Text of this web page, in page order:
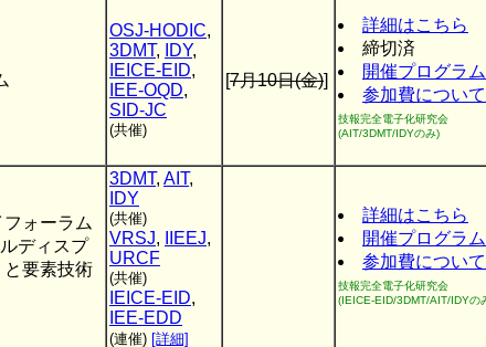
OSJ-HODIC,
3DMT, IDY,
IEICE-EID,
IEE-OQD,
SID-JC
(共催)
[7月10日(金)]
詳細はこちら
締切済
開催プログラム
参加費について
技報完全電子化研究会
(AIT/3DMT/IDYのみ)
ォーラム
ディスプ
と要素技術
3DMT, AIT,
IDY
(共催)
VRSJ, IIEEJ,
URCF
(共催)
IEICE-EID,
IEE-EDD
(連催) [詳細]
詳細はこちら
開催プログラム
参加費について
技報完全電子化研究会
(IEICE-EID/3DMT/AIT/IDYの